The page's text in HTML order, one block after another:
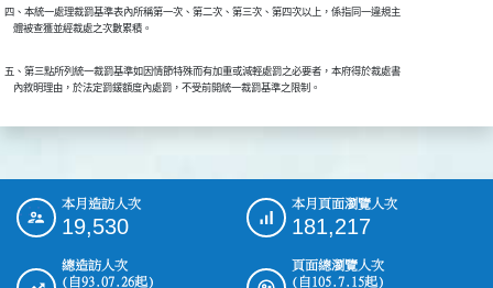
四、本統一處理裁罰基準表內所稱第一次、第二次、第三次、第四次以上，係指同一違規主
    體被查獲並經裁處之次數累積。
五、第三點所列統一裁罰基準如因情節特殊而有加重或減輕處罰之必要者，本府得於裁處書
    內敘明理由，於法定罰鍰額度內處罰，不受前開統一裁罰基準之限制。
::: 本月造訪人次
19,530
本月頁面瀏覽人次
181,217
總造訪人次
(自93.07.26起)
頁面總瀏覽人次
(自105.7.15起)